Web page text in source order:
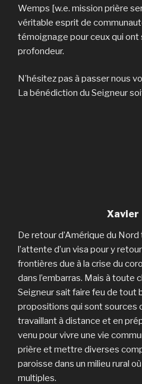
Wemps [w.e. mission prière
véritable esprit de
témoignage pour ceux qui ont
profondeur.
N’hésitez pas à passer nous
La bénédiction du Seigneur
Xavier
De retour d’Amérique du
l’attente d’un visa pour y
frontières due à la crise du
dans l’embarras. Mais à toute
Seigneur sait faire feu de tout
propositions qui sont sources
travaillant à distance et en
venu pour vivre une vie
prière et mettre diverses
paroisse dans un milieu rural
multiples.